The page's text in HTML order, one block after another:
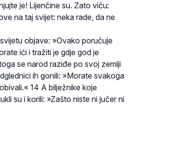
je! Lijenčine su. Zato viču:
na taj svijet: neka rade, da ne
objave: »Ovako poručuje
ići i tražiti je gdje god je
se narod raziđe po svoj zemlji
ih gonili: »Morate svakoga
14 A bilježnike koje
su i korili: »Zašto niste ni jučer ni